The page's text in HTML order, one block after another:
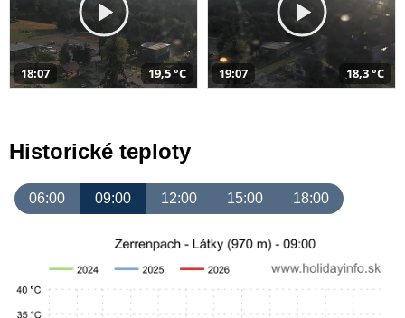
18:07 19,5 °C 19:07 18,3 °C
Historické teploty
06:00 09:00 12:00 15:00 18:00